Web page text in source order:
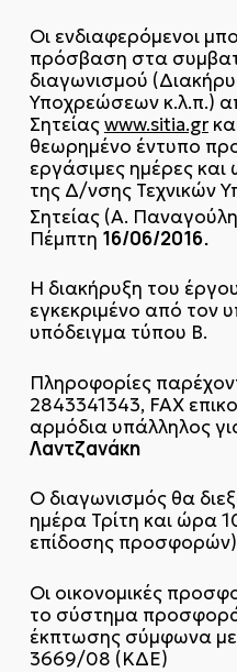
Οι ενδιαφερόμενοι
πρόσβαση στα
διαγωνισμού
Υποχρεώσεων κ.λ.π.)
Σητείαςwww.sitia.gr
θεωρημένο έντυπο
εργάσιμες ημέρες
της Δ/νσης Τεχνικών
Σητείας (Α.
Πέμπτη 16/06/2016.
Η διακήρυξη του
εγκεκριμένο από
υπόδειγμα τύπου Β.
Πληροφορίες
2843341343, FAX
αρμόδια υπάλληλος
Λαντζανάκη
Ο διαγωνισμός θα
ημέρα Τρίτη και ώρα
επίδοσης
Οι οικονομικές
το σύστημα
έκπτωσης σύμφωνα
3669/08 (ΚΔΕ)